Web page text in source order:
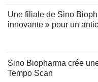
Une filiale de Sino
innovante » pour un
Sino Biopharma crée
Tempo Scan